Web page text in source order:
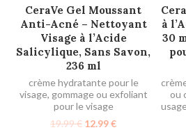
AJOUTER AU PANIER
CeraVe Gel Moussant
Anti-Acné – Nettoyant
Visage à l’Acide
Salicylique, Sans Savon,
236 ml
crème hydratante pour le
visage, gommage ou exfoliant
pour le visage
19.99€ 12.99€
à
30
ou